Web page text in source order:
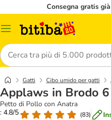
Consegna gratis
Overview
Cerca
Gatti Cibo umido per gatti
Applaws in Brodo
Petto di Pollo con Anatra
: 4.8/5
(83)